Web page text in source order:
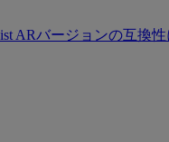
ARバージョンの互換